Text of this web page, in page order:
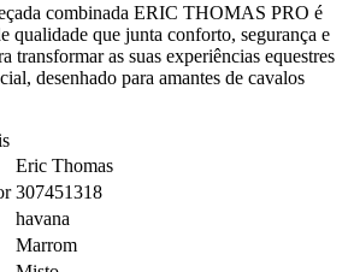
combinada ERIC THOMAS PRO é
qualidade que junta conforto, segurança e
transformar as suas experiências equestres
desenhado para amantes de cavalos
Eric Thomas
307451318
havana
Marrom